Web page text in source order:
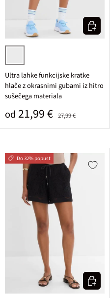
svetlo modra
Ultra lahke funkcijske kratke
hlače z okrasnimi gubami iz hitro
sušečega materiala
Prodajna cena
od 21,99 € 27,99 €
Izberi
Do 32% popust
Izberi